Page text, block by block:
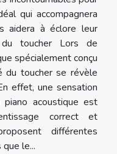
qui accompagnera
aidera à éclore leur
toucher Lors de
spécialement conçu
du toucher se révèle
effet, une sensation
acoustique est
correct et
différentes
le...